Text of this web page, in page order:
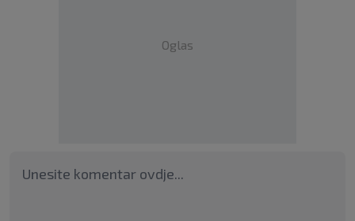
Oglas